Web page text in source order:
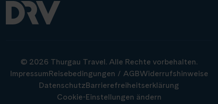
© 2026 Thurgau Travel. Alle Rechte vorbehalten.
ImpressumReisebedingungen / AGBWiderrufshinweise
DatenschutzBarrierefreiheitserklärung
Cookie-Einstellungen ändern